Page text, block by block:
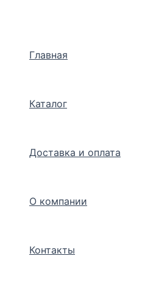
Главная
Каталог
Доставка и оплата
О компании
Контакты